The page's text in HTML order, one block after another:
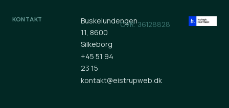
KONTAKT
Buskelundengen
11, 8600
Silkeborg
+45 51 94
23 15
kontakt@eistrupweb.dk
CVR: 36128828